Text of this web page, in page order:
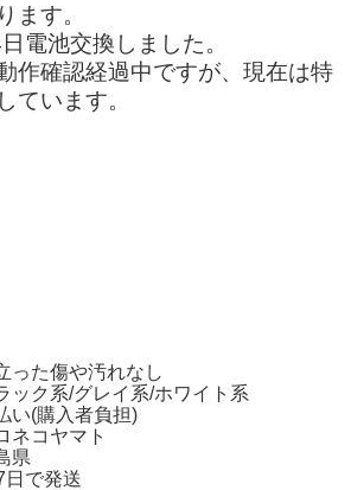
ます。
電池交換しました。
作確認経過中ですが、現在は特
ています。
った傷や汚れなし
ック系/グレイ系/ホワイト系
い(購入者負担)
ネコヤマト
県
日で発送